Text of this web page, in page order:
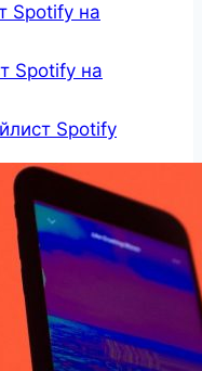
Spotify на
Spotify на
Spotify